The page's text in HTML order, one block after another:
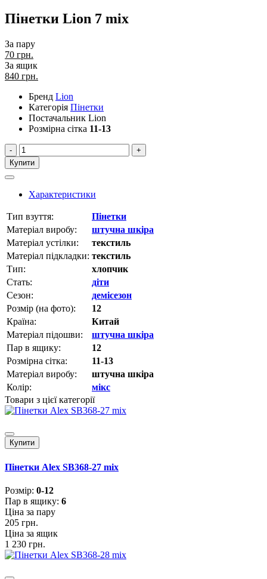
Пінетки Lion 7 mix
За пару
70 грн.
За ящик
840 грн.
Бренд Lion
Категорія Пінетки
Постачальник Lion
Розмірна сітка 11-13
-
+
Купити
Характеристики
Тип взуття:
Пінетки
Матеріал виробу:
штучна шкіра
Матеріал устілки:
текстиль
Матеріал підкладки: текстиль
Тип:
хлопчик
Стать:
діти
Сезон:
демісезон
Розмір (на фото):
12
Країна:
Китай
Матеріал підошви:
штучна шкіра
Пар в ящику:
12
Розмірна сітка:
11-13
Матеріал виробу:
штучна шкіра
Колір:
мікс
Товари з цієї категорії
Купити
Пінетки Alex SB368-27 mix
Розмiр: 0-12
Пар в ящику: 6
Ціна за пару
205 грн.
Ціна за ящик
1 230 грн.